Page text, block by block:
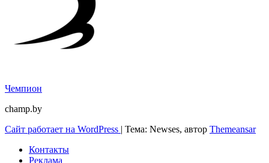
Чемпион
champ.by
Сайт работает на WordPress | Тема: Newses, автор Themeansar
Контакты
Реклама